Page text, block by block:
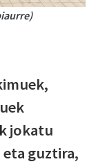
jokatu
guztira,